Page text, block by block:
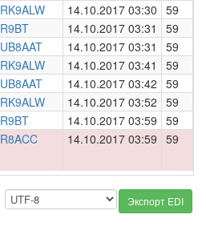
RK9ALW 14.10.2017 03:30 59
R9BT 14.10.2017 03:31 59
UB8AAT 14.10.2017 03:31 59
RK9ALW 14.10.2017 03:41 59
UB8AAT 14.10.2017 03:42 59
RK9ALW 14.10.2017 03:52 59
R9BT 14.10.2017 03:59 59
R8ACC 14.10.2017 03:59 59
Экспорт EDI